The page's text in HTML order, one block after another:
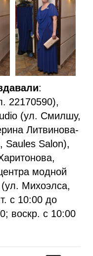
:
22170590),
(ул. Смилшу,
Литвинова-
Saules Salon),
модной
Михоэлса,
с 10:00 до
воскр. с 10:00